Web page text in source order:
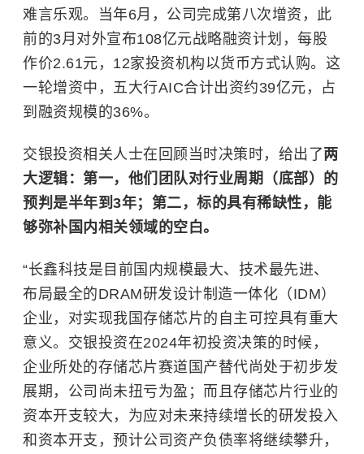
难言乐观。当年6月，公司完成第八次增资，此
前的3月对外宣布108亿元战略融资计划，每股
作价2.61元，12家投资机构以货币方式认购。这
一轮增资中，五大行AIC合计出资约39亿元，占
到融资规模的36%。
交银投资相关人士在回顾当时决策时，给出了两
大逻辑：第一，他们团队对行业周期（底部）的
预判是半年到3年；第二，标的具有稀缺性，能
够弥补国内相关领域的空白。
“长鑫科技是目前国内规模最大、技术最先进、
布局最全的DRAM研发设计制造一体化（IDM）
企业，对实现我国存储芯片的自主可控具有重大
意义。交银投资在2024年初投资决策的时候，
企业所处的存储芯片赛道国产替代尚处于初步发
展期，公司尚未扭亏为盈；而且存储芯片行业的
资本开支较大，为应对未来持续增长的研发投入
和资本开支，预计公司资产负债率将继续攀升，